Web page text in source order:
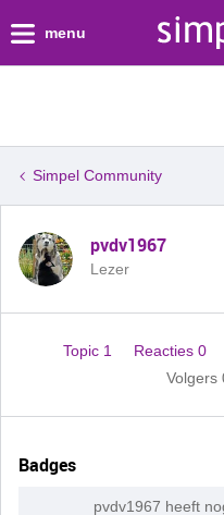
menu
Simpel Community
pvdv1967
Lezer
Topic 1 Reacties 0
Volgers
Badges
pvdv1967 heeft